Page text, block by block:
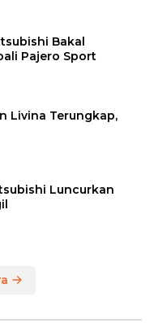
Bakal
Pajero Sport
Livina Terungkap,
Luncurkan